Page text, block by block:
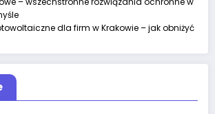
dla firm w Krakowie – jak obniżyć